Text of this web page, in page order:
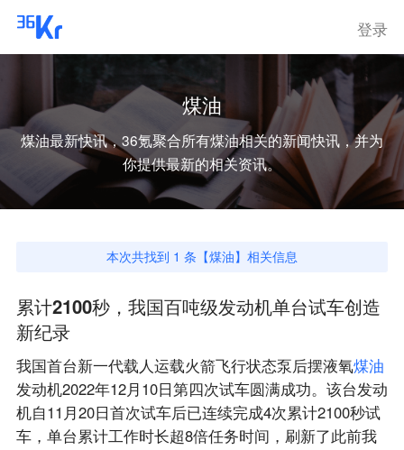
登录
煤油
煤油最新快讯，36氪聚合所有煤油相关的新闻快讯，并为
你提供最新的相关资讯。
本次共找到 1 条【煤油】相关信息
累计2100秒，我国百吨级发动机单台试车创造
新纪录
我国首台新一代载人运载火箭飞行状态泵后摆液氧煤油
发动机2022年12月10日第四次试车圆满成功。该台发动
机自11月20日首次试车后已连续完成4次累计2100秒试
车，单台累计工作时长超8倍任务时间，刷新了此前我